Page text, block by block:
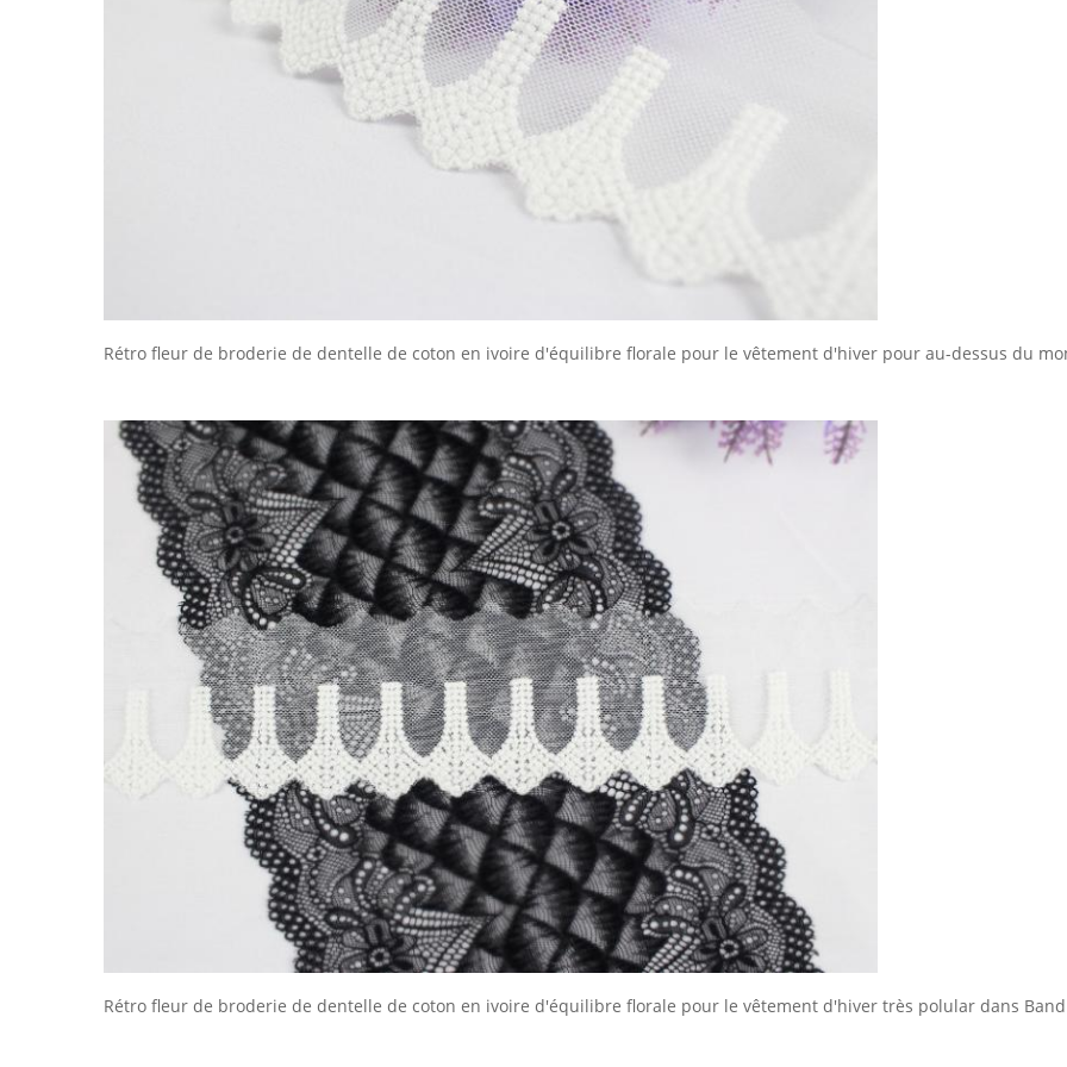
Rétro fleur de broderie de dentelle de coton en ivoire d'équilibre florale pour le vêtement d'hiver pour au-dessus du
Rétro fleur de broderie de dentelle de coton en ivoire d'équilibre florale pour le vêtement d'hiver très polular dans